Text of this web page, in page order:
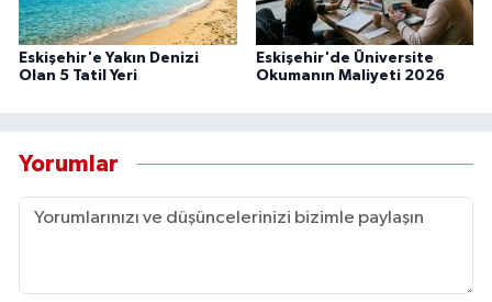
Eskişehir'e Yakın Denizi
Olan 5 Tatil Yeri
Eskişehir'de Üniversite
Okumanın Maliyeti 2026
Yorumlar